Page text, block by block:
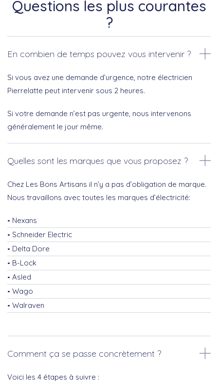
Questions les plus courantes
?
En combien de temps pouvez vous intervenir ?
Si vous avez une demande d’urgence, notre électricien
Pierrelatte peut intervenir sous 2 heures.
Si votre demande n’est pas urgente, nous intervenons
généralement le jour même.
Quelles sont les marques que vous proposez ?
Chez Les Bons Artisans il n’y a pas d’obligation de marque.
Nous travaillons avec toutes les marques d’électricité:
Nexans
Schneider Electric
Delta Dore
B-Lock
Asled
Wago
Walraven
Comment ça se passe concrètement ?
Voici les 4 étapes à suivre :